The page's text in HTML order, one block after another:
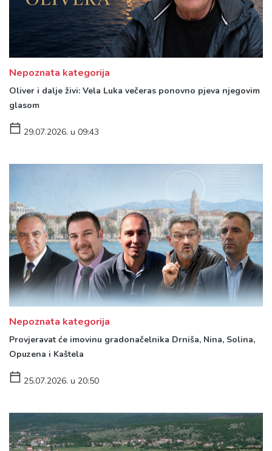
Nepoznata kategorija
Oliver i dalje živi: Vela Luka večeras ponovno pjeva njegovim
glasom
29.07.2026. u 09:43
Nepoznata kategorija
Provjeravat će imovinu gradonačelnika Drniša, Nina, Solina,
Opuzena i Kaštela
25.07.2026. u 20:50